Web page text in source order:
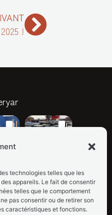
technologies telles que les
appareils. Le fait de consentir
telles que le comportement
pas consentir ou de retirer son
caractéristiques et fonctions.
!